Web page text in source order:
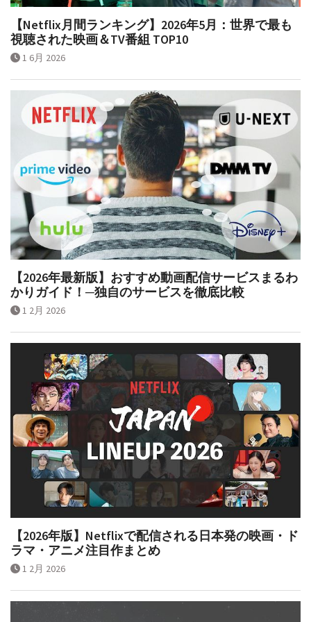
【Netflix月間ランキング】2026年5月：世界で最も
視聴された映画＆TV番組 TOP10
1 6月 2026
【2026年最新版】おすすめ動画配信サービスまるわ
かりガイド！─独自のサービスを徹底比較
1 2月 2026
【2026年版】Netflixで配信される日本発の映画・ド
ラマ・アニメ注目作まとめ
1 2月 2026